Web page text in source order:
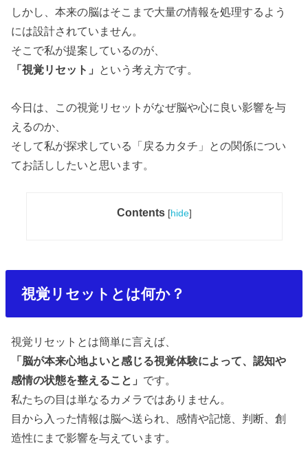
しかし、本来の脳はそこまで大量の情報を処理するよう
には設計されていません。
そこで私が提案しているのが、
「視覚リセット」 という考え方です。
今日は、この視覚リセットがなぜ脳や心に良い影響を与
えるのか、
そして私が探求している「戻るカタチ」との関係につい
てお話ししたいと思います。
Contents [hide]
視覚リセットとは何か？
視覚リセットとは簡単に言えば、
「脳が本来心地よいと感じる視覚体験によって、認知や
感情の状態を整えること」 です。
私たちの目は単なるカメラではありません。
目から入った情報は脳へ送られ、感情や記憶、判断、創
造性にまで影響を与えています。